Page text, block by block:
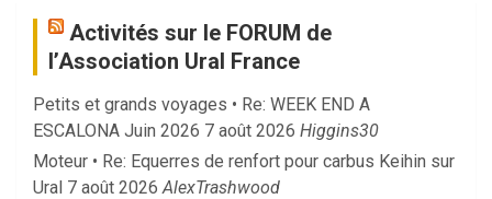
Activités sur le FORUM de
l’Association Ural France
Petits et grands voyages • Re: WEEK END A
ESCALONA Juin 2026 7 août 2026 Higgins30
Moteur • Re: Equerres de renfort pour carbus Keihin sur
Ural 7 août 2026 AlexTrashwood